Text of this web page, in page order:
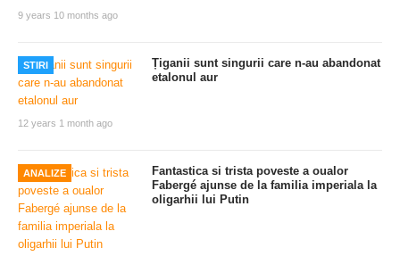
9 years 10 months ago
STIRI
12 years 1 month ago
Țiganii sunt singurii care n-au abandonat
etalonul aur
ANALIZE
Fantastica si trista poveste a oualor
Fabergé ajunse de la familia imperiala la
oligarhii lui Putin